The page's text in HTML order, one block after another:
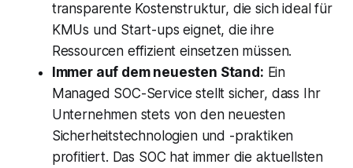
transparente Kostenstruktur, die sich ideal für
KMUs und Start-ups eignet, die ihre
Ressourcen effizient einsetzen müssen.
Immer auf dem neuesten Stand: Ein
Managed SOC-Service stellt sicher, dass Ihr
Unternehmen stets von den neuesten
Sicherheitstechnologien und -praktiken
profitiert. Das SOC hat immer die aktuellsten